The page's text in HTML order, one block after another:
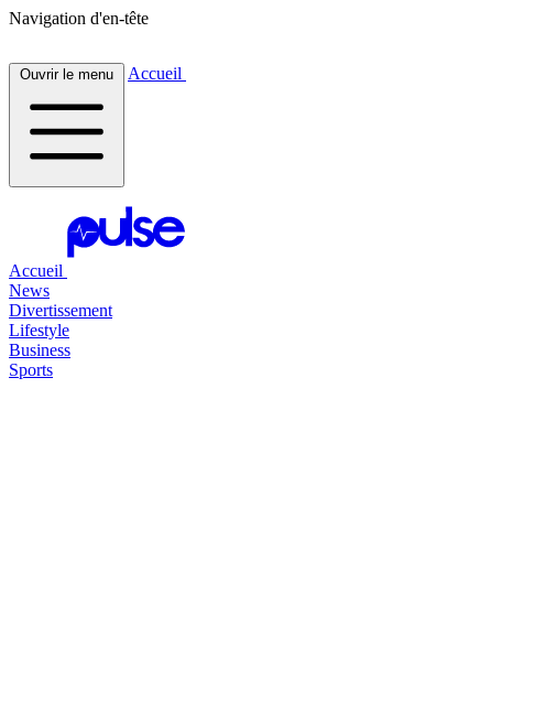
Navigation d'en-tête
Ouvrir le menu Accueil
Accueil
News
Divertissement
Lifestyle
Business
Sports